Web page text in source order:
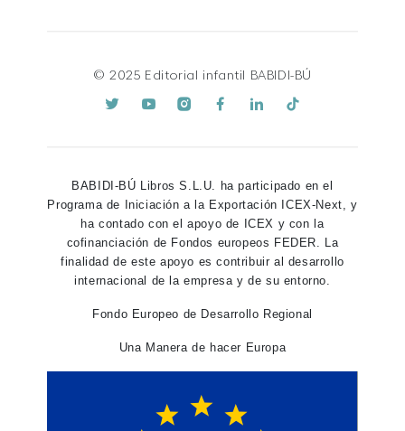
© 2025 Editorial infantil BABIDI-BÚ
BABIDI-BÚ Libros S.L.U. ha participado en el
Programa de Iniciación a la Exportación ICEX-Next, y
ha contado con el apoyo de ICEX y con la
cofinanciación de Fondos europeos FEDER. La
finalidad de este apoyo es contribuir al desarrollo
internacional de la empresa y de su entorno.
Fondo Europeo de Desarrollo Regional
Una Manera de hacer Europa